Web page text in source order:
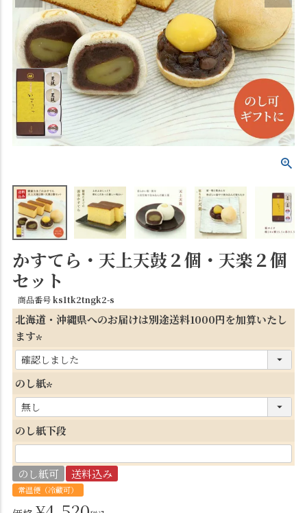
かすてら・天上天鼓２個・天楽２個
セット
商品番号ks1tk2tngk2-s
北海道・沖縄県へのお届けは別途送料1000円を加算いたし
ます
(
必
須
)
のし紙
必
須
のし紙下段
のし紙可 送料込み
常温便（冷蔵可）